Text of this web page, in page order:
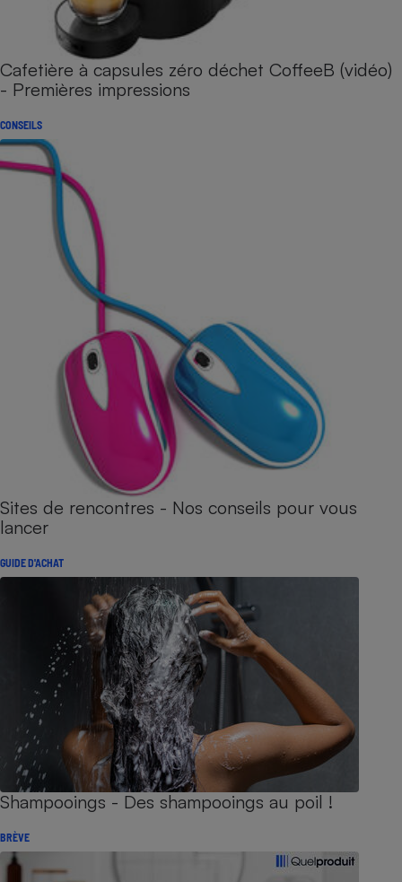
Cafetière à capsules zéro déchet CoffeeB (vidéo)
- Premières impressions
CONSEILS
Sites de rencontres - Nos conseils pour vous
lancer
GUIDE D'ACHAT
Shampooings - Des shampooings au poil !
BRÈVE